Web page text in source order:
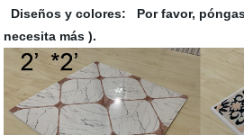
Diseños y colores: Por favor,
necesita más ).